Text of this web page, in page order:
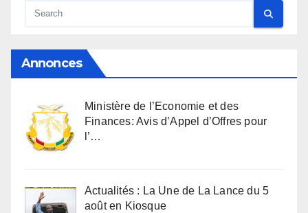
Annonces
Ministère de l’Economie et des
Finances: Avis d’Appel d’Offres pour
l’…
Actualités : La Une de La Lance du 5
août en Kiosque